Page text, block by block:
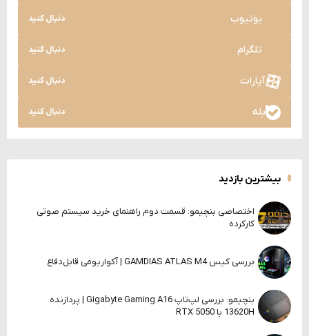
یوتیوب دنبال کنید
تلگرام دنبال کنید
آپارات دنبال کنید
بله دنبال کنید
بیشترین بازدید
اختصاصی بنچیمو: قسمت دوم راهنمای خرید سیستم صوتی
کارکرده
بررسی کیس GAMDIAS ATLAS M4 | آکواریومی قابل‌دفاع
بنچیمو: بررسی لپ‌تاپ Gigabyte Gaming A16 | پردازنده
13620H با RTX 5050